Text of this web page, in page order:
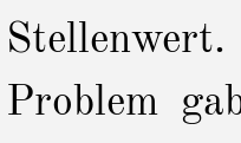
Problem